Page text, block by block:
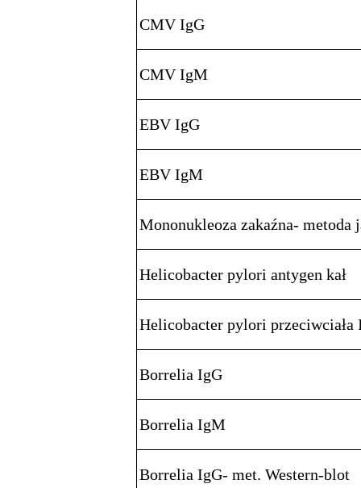
CMV IgG
CMV IgM
EBV IgG
EBV IgM
Mononukleoza zakaźna- metoda
Helicobacter pylori antygen kał
Helicobacter pylori przeciwciała
Borrelia IgG
Borrelia IgM
Borrelia IgG- met. Western-blot